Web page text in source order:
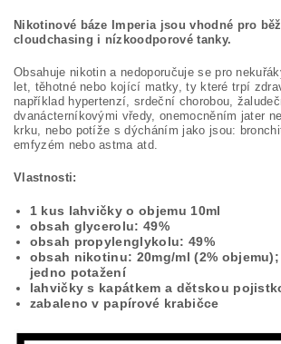
Nikotinové báze Imperia jsou vhodné pro
cloudchasing i nízkoodporové tanky.
Obsahuje nikotin a nedoporučuje se pro
let, těhotné nebo kojící matky, ty které trpí
například hypertenzí, srdeční chorobou,
dvanácterníkovými vředy, onemocněním jater
krku, nebo potíže s dýcháním jako jsou:
emfyzém nebo astma atd.
Vlastnosti:
1 kus lahvičky o objemu 10ml
obsah glycerolu: 49%
obsah propylenglykolu: 49%
obsah nikotinu: 20mg/ml (2% objemu);
jedno potažení
lahvičky s kapátkem a dětskou
zabaleno v papírové krabičce